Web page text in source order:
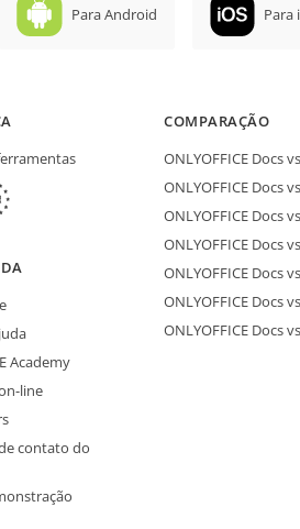
Para Android Para
Academy
line
contato do
COMPARAÇÃO
ONLYOFFICE Docs
ONLYOFFICE Docs
ONLYOFFICE Docs
ONLYOFFICE Docs
ONLYOFFICE Docs
ONLYOFFICE Docs
ONLYOFFICE Docs